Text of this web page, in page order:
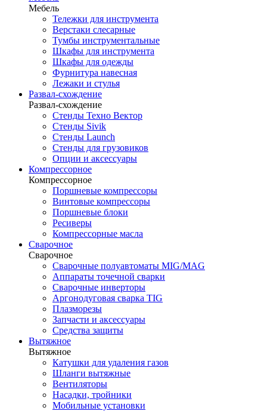
Мебель
Тележки для инструмента
Верстаки слесарные
Тумбы инструментальные
Шкафы для инструмента
Шкафы для одежды
Фурнитура навесная
Лежаки и стулья
Развал-схождение
Развал-схождение
Стенды Техно Вектор
Стенды Sivik
Стенды Launch
Стенды для грузовиков
Опции и аксессуары
Компрессорное
Компрессорное
Поршневые компрессоры
Винтовые компрессоры
Поршневые блоки
Ресиверы
Компрессорные масла
Сварочное
Сварочное
Сварочные полуавтоматы MIG/MAG
Аппараты точечной сварки
Сварочные инверторы
Аргонодуговая сварка TIG
Плазморезы
Запчасти и аксессуары
Средства защиты
Вытяжное
Вытяжное
Катушки для удаления газов
Шланги вытяжные
Вентиляторы
Насадки, тройники
Мобильные установки